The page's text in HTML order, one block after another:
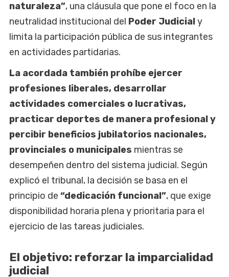
naturaleza”, una cláusula que pone el foco en la
neutralidad institucional del Poder Judicialy
limita la participación pública de sus integrantes
en actividades partidarias.
La acordada también prohíbe ejercer
profesiones liberales, desarrollar
actividades comerciales o lucrativas,
practicar deportes de manera profesional y
percibir beneficios jubilatorios nacionales,
provinciales o municipales mientras se
desempeñen dentro del sistema judicial. Según
explicó el tribunal, la decisión se basa en el
principio de “dedicación funcional”, que exige
disponibilidad horaria plena y prioritaria para el
ejercicio de las tareas judiciales.
El objetivo: reforzar la imparcialidad
judicial